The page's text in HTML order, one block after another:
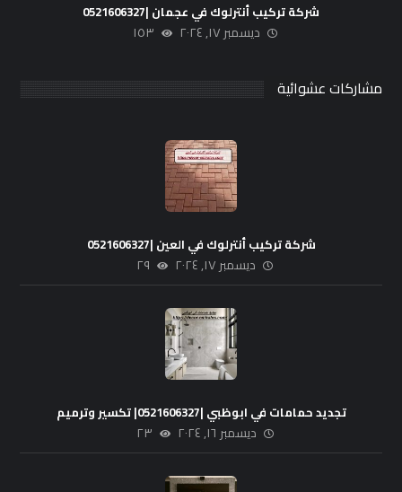
شركة تركيب أنترلوك في عجمان |0521606327
ديسمبر ١٧, ٢٠٢٤ ١٥٣
مشاركات عشوائية
شركة تركيب أنترلوك في العين |0521606327
ديسمبر ١٧, ٢٠٢٤ ٢٩
تجديد حمامات في ابوظبي |0521606327| تكسير وترميم
ديسمبر ١٦, ٢٠٢٤ ٢٣